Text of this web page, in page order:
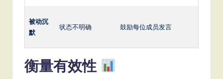
被动沉
默
状态不明确 鼓励每位成员发言
衡量有效性